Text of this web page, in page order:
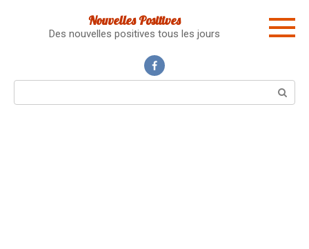
Nouvelles Positives
Des nouvelles positives tous les jours